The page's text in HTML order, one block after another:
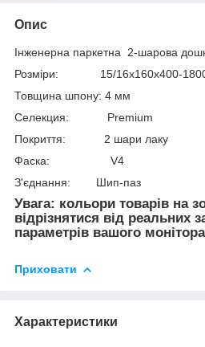
Опис
Інженерна паркетна 2-шарова
Розміри: 15/16x160x400-
Товщина шпону: 4 мм
Селекция: Premium
Покриття: 2 шари лаку
Фаска: V4
З'єднання: Шип-паз
Увага: кольори товарів на
відрізнятися від реальних
параметрів вашого монітора
Приховати
Характеристики